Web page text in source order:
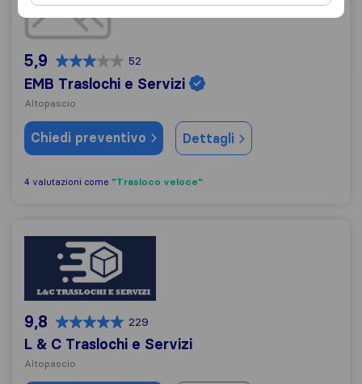
5,9 52
EMB Traslochi e Servizi
Altopascio
Chiedi preventivo Dettagli
4 valutazioni come "Trasloco veloce"
L & C Traslochi e Servizi
9,8 229
L & C Traslochi e Servizi
Altopascio